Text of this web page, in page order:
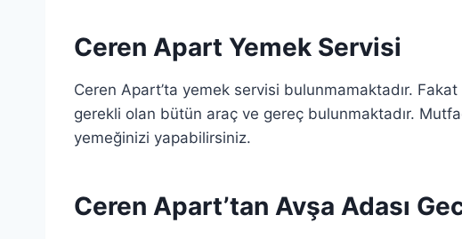
Ceren Apart Yemek Servisi
Ceren Apart’ta yemek servisi bulunmamaktadır.
gerekli olan bütün araç ve gereç bulunmaktadır.
yemeğinizi yapabilirsiniz.
Ceren Apart’tan Avşa Adası